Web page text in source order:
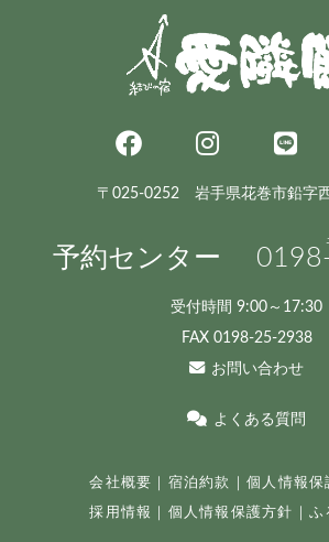
〒025-0252 岩手県花巻市鉛字
予約センター 0198
受付時間 9:00～17:30
FAX 0198-25-2938
お問い合わせ
よくある質問
会社概要 宿泊約款 ｜個人情報保
採用情報 個人情報保護方針 ｜ふ